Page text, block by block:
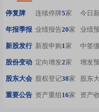
停复牌 连续停牌5家 今日
年报季报 业绩报告20家 业绩
新股发行 新股申购1家 中签
股份变动 定向增发2家 增发
股东大会 股权登记38家 股东
重要公告 资产重组 16家 资产